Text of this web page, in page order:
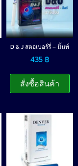
D & J สตอเบอร์รี่ – มิ้นท์
435 ฿
สั่งซื้อสินค้า